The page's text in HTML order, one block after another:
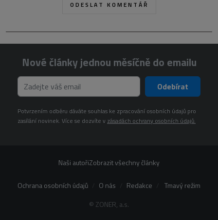
Nové články jednou měsíčně do emailu
Odebírat
Potvrzením odběru dáváte souhlas ke zpracování osobních údajů pro
zasílání novinek. Více se dozvíte v zásadách ochrany osobních údajů.
Naši autořiZobrazit všechny články
© ZONER, a.s.
Ochrana osobních údajů O nás Redakce Tmavý režim